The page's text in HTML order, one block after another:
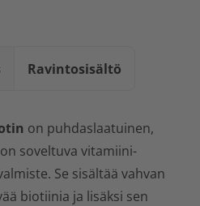
Ravintosisältö
on puhdaslaatuinen,
soveltuva vitamiini-
Se sisältää vahvan
biotiinia ja lisäksi sen